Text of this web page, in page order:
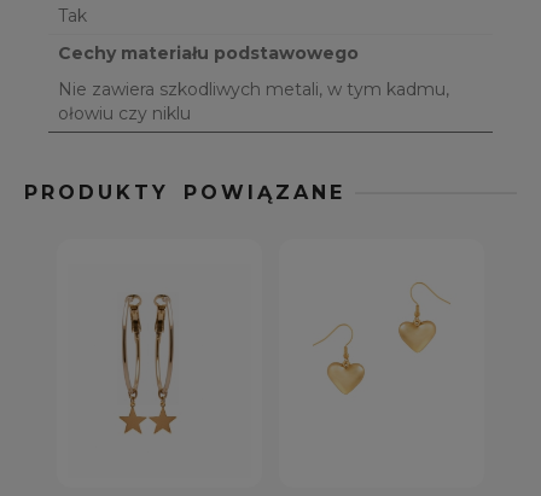
Tak
Cechy materiału podstawowego
Nie zawiera szkodliwych metali, w tym kadmu,
ołowiu czy niklu
PRODUKTY POWIĄZANE